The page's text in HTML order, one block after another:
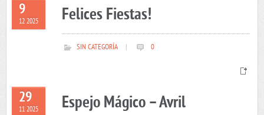
9
12 2025 Felices Fiestas!
SIN CATEGORÍA 0
29
11 2025 Espejo Mágico – Avril